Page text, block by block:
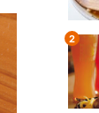
2